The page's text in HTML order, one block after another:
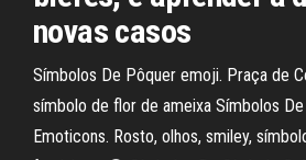
novas casos
Símbolos De Pôquer emoji. Praça de
símbolo de flor de ameixa Símbolos
Emoticons. Rosto, olhos, smiley,